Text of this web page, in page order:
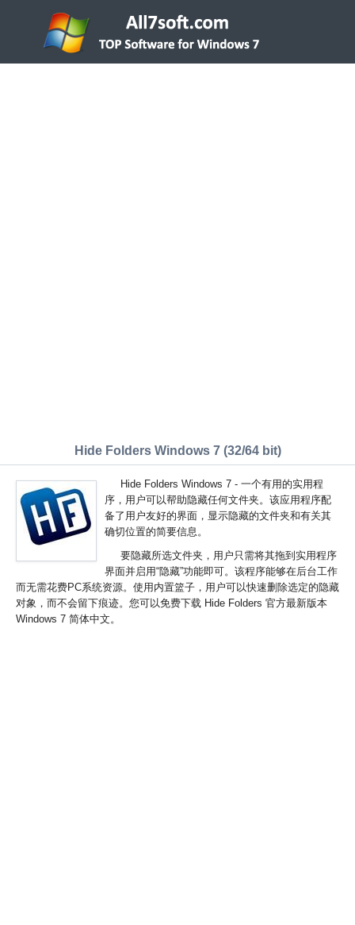
Hide Folders Windows 7 (32/64 bit)
Hide Folders Windows 7 - 一个有用的实用程
序，用户可以帮助隐藏任何文件夹。该应用程序配
备了用户友好的界面，显示隐藏的文件夹和有关其
确切位置的简要信息。
要隐藏所选文件夹，用户只需将其拖到实用程序
界面并启用“隐藏”功能即可。该程序能够在后台工作
而无需花费PC系统资源。使用内置篮子，用户可以快速删除选定的隐藏
对象，而不会留下痕迹。您可以免费下载 Hide Folders 官方最新版本
Windows 7 简体中文。